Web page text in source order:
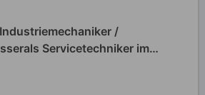
/
Servicetechniker im
(m/w/d)